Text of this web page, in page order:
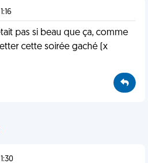
pas si beau que ça, comme
cette soirée gaché (x